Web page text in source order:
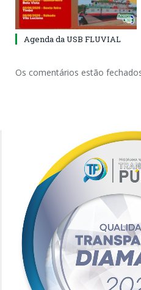
Agenda da USB FLUVIAL
Os comentários estão